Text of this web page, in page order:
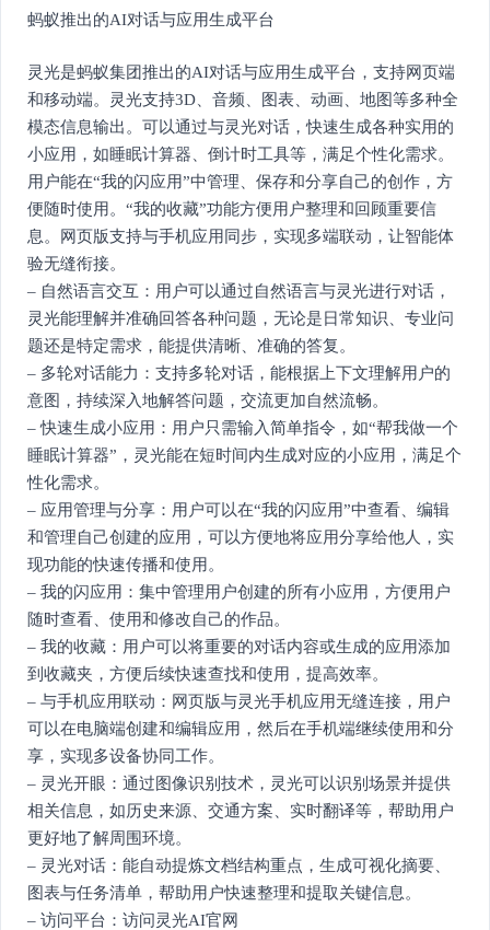
蚂蚁推出的AI对话与应用生成平台
灵光是蚂蚁集团推出的AI对话与应用生成平台，支持网页端
和移动端。灵光支持3D、音频、图表、动画、地图等多种全
模态信息输出。可以通过与灵光对话，快速生成各种实用的
小应用，如睡眠计算器、倒计时工具等，满足个性化需求。
用户能在“我的闪应用”中管理、保存和分享自己的创作，方
便随时使用。“我的收藏”功能方便用户整理和回顾重要信
息。网页版支持与手机应用同步，实现多端联动，让智能体
验无缝衔接。
– 自然语言交互：用户可以通过自然语言与灵光进行对话，
灵光能理解并准确回答各种问题，无论是日常知识、专业问
题还是特定需求，能提供清晰、准确的答复。
– 多轮对话能力：支持多轮对话，能根据上下文理解用户的
意图，持续深入地解答问题，交流更加自然流畅。
– 快速生成小应用：用户只需输入简单指令，如“帮我做一个
睡眠计算器”，灵光能在短时间内生成对应的小应用，满足个
性化需求。
– 应用管理与分享：用户可以在“我的闪应用”中查看、编辑
和管理自己创建的应用，可以方便地将应用分享给他人，实
现功能的快速传播和使用。
– 我的闪应用：集中管理用户创建的所有小应用，方便用户
随时查看、使用和修改自己的作品。
– 我的收藏：用户可以将重要的对话内容或生成的应用添加
到收藏夹，方便后续快速查找和使用，提高效率。
– 与手机应用联动：网页版与灵光手机应用无缝连接，用户
可以在电脑端创建和编辑应用，然后在手机端继续使用和分
享，实现多设备协同工作。
– 灵光开眼：通过图像识别技术，灵光可以识别场景并提供
相关信息，如历史来源、交通方案、实时翻译等，帮助用户
更好地了解周围环境。
– 灵光对话：能自动提炼文档结构重点，生成可视化摘要、
图表与任务清单，帮助用户快速整理和提取关键信息。
– 访问平台：访问灵光AI官网